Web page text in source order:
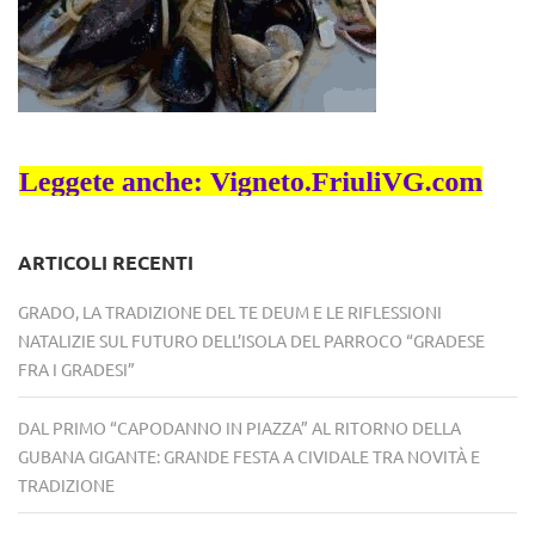
ARTICOLI RECENTI
GRADO, LA TRADIZIONE DEL TE DEUM E LE RIFLESSIONI
NATALIZIE SUL FUTURO DELL’ISOLA DEL PARROCO “GRADESE
FRA I GRADESI”
DAL PRIMO “CAPODANNO IN PIAZZA” AL RITORNO DELLA
GUBANA GIGANTE: GRANDE FESTA A CIVIDALE TRA NOVITÀ E
TRADIZIONE